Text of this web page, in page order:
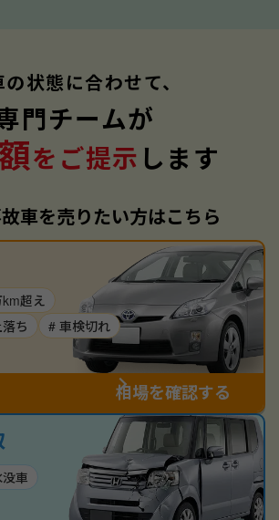
の状態に合わせて、
門チームが
をご提示 します
車を売りたい方はこちら
超え
ち
# 車検切れ
相場を確認する
車